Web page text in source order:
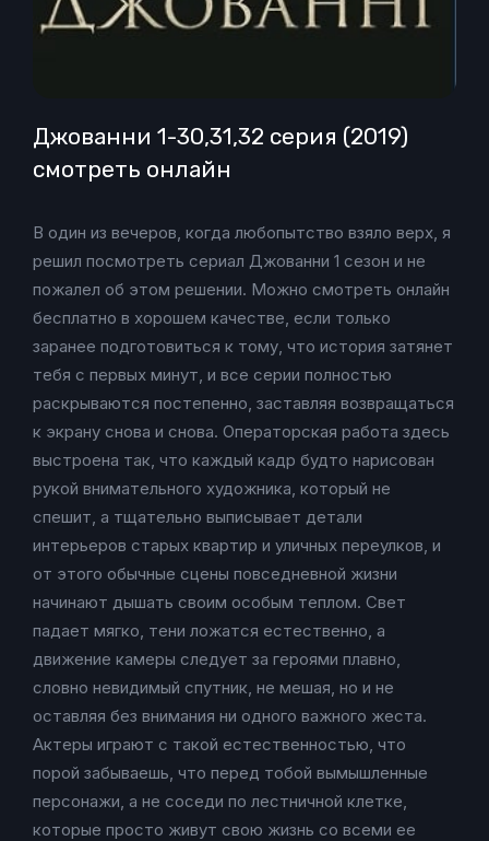
Джованни 1-30,31,32 серия (2019)
смотреть онлайн
В один из вечеров, когда любопытство взяло верх, я
решил посмотреть сериал Джованни 1 сезон и не
пожалел об этом решении. Можно смотреть онлайн
бесплатно в хорошем качестве, если только
заранее подготовиться к тому, что история затянет
тебя с первых минут, и все серии полностью
раскрываются постепенно, заставляя возвращаться
к экрану снова и снова. Операторская работа здесь
выстроена так, что каждый кадр будто нарисован
рукой внимательного художника, который не
спешит, а тщательно выписывает детали
интерьеров старых квартир и уличных переулков, и
от этого обычные сцены повседневной жизни
начинают дышать своим особым теплом. Свет
падает мягко, тени ложатся естественно, а
движение камеры следует за героями плавно,
словно невидимый спутник, не мешая, но и не
оставляя без внимания ни одного важного жеста.
Актеры играют с такой естественностью, что
порой забываешь, что перед тобой вымышленные
персонажи, а не соседи по лестничной клетке,
которые просто живут свою жизнь со всеми ее